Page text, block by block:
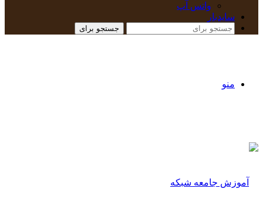
واتس آپ
سایدبار
جستجو برای
منو